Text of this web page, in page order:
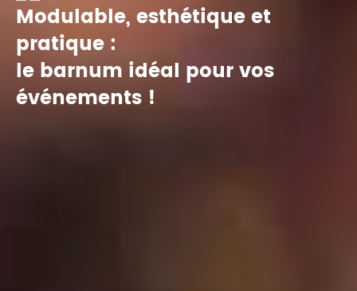
Modulable, esthétique et
pratique :
le barnum idéal pour vos
événements !